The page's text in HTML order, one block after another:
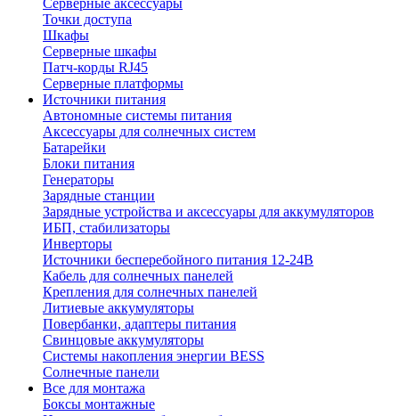
Серверные аксессуары
Точки доступа
Шкафы
Серверные шкафы
Патч-корды RJ45
Серверные платформы
Источники питания
Автономные системы питания
Аксессуары для солнечных систем
Батарейки
Блоки питания
Генераторы
Зарядные станции
Зарядные устройства и аксессуары для аккумуляторов
ИБП, стабилизаторы
Инверторы
Источники бесперебойного питания 12-24В
Кабель для солнечных панелей
Крепления для солнечных панелей
Литиевые аккумуляторы
Повербанки, адаптеры питания
Свинцовые аккумуляторы
Системы накопления энергии BESS
Солнечные панели
Все для монтажа
Боксы монтажные